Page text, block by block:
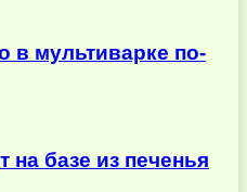
в мультиварке по-
на базе из печенья